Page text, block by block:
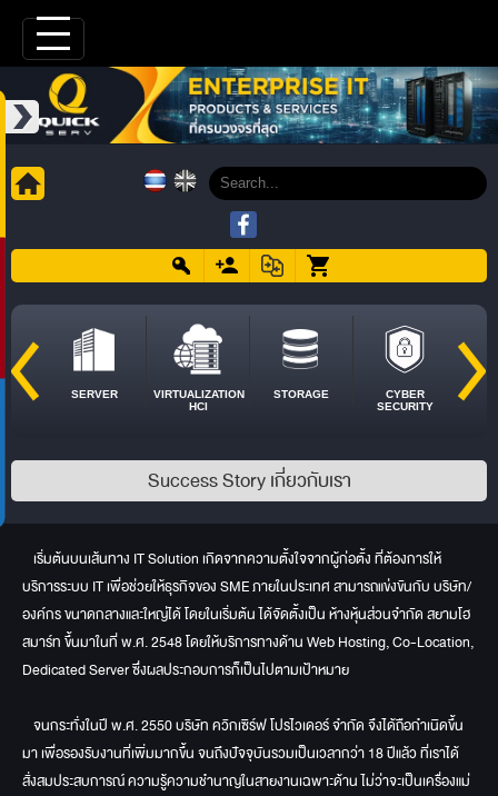
SERVER
VIRTUALIZATION
HCI
STORAGE
CYBER
SECURITY
Success Story เกี่ยวกับเรา
เริ่มต้นบนเส้นทาง IT Solution เกิดจากความตั้งใจจากผู้ก่อตั้ง ที่ต้องการให้
บริการระบบ IT เพื่อช่วยให้ธุรกิจของ SME ภายในประเทศ สามารถแข่งขันกับ บริษัท/
องค์กร ขนาดกลางและใหญ่ได้ โดยในเริ่มต้น ได้จัดตั้งเป็น ห้างหุ้นส่วนจำกัด สยามโฮ
สมาร์ท ขึ้นมาในที่ พ.ศ. 2548 โดยให้บริการทางด้าน Web Hosting, Co-Location,
Dedicated Server ซึ่งผลประกอบการก็เป็นไปตามเป้าหมาย
จนกระทั่งในปี พ.ศ. 2550 บริษัท ควิกเซิร์ฟ โปรไวเดอร์ จำกัด จึงได้ถือกำเนิดขึ้น
มา เพื่อรองรับงานที่เพิ่มมากขึ้น จนถึงปัจจุบันรวมเป็นเวลากว่า 18 ปีแล้ว ที่เราได้
สั่งสมประสบการณ์ ความรู้ความชำนาญในสายงานเฉพาะด้าน ไม่ว่าจะเป็นเครื่องแม่